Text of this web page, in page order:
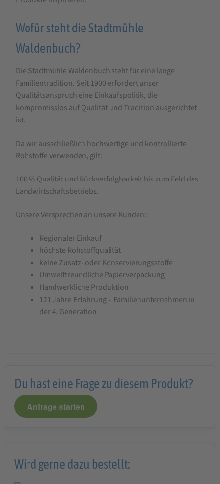
Wofür steht die Stadtmühle
Waldenbuch?
Die Stadtmühle Waldenbuch steht für eine lange
Familientradition. Seit 1900 erfordert unser
Qualitätsanspruch eine Einkaufspolitik, die
kompromisslos auf Qualität und Tradition ausgerichtet
ist.
Da wir ausschließlich hochwertige und kontrollierte
Rohstoffe verwenden, gilt:
100 % Qualität und Rückverfolgbarkeit bis zum Feld des
Landwirtschaftsbetriebs.
Unsere Versprechen an unsere Kunden:
Regionaler Einkauf
höchste Rohstoffqualität
keine Zusatz- oder Konservierungsstoffe
Umweltfreundliche Papierverpackung
Handwerkliche Produktion
121 Jahre Erfahrung – Familienunternehmen in
der 4. Generation
Du hast eine Frage zu diesem Produkt?
Anfrage starten
Wird gerne dazu bestellt: